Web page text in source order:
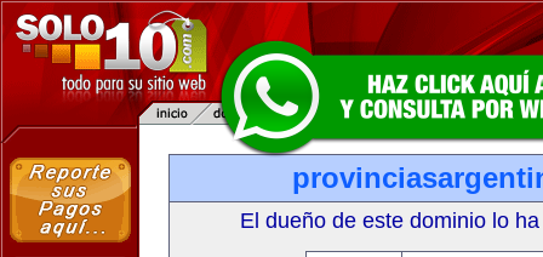
El dueño de este dominio lo